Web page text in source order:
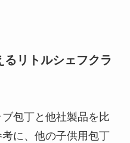
リトルシェフクラ
包丁と他社製品を比
に、他の子供用包丁